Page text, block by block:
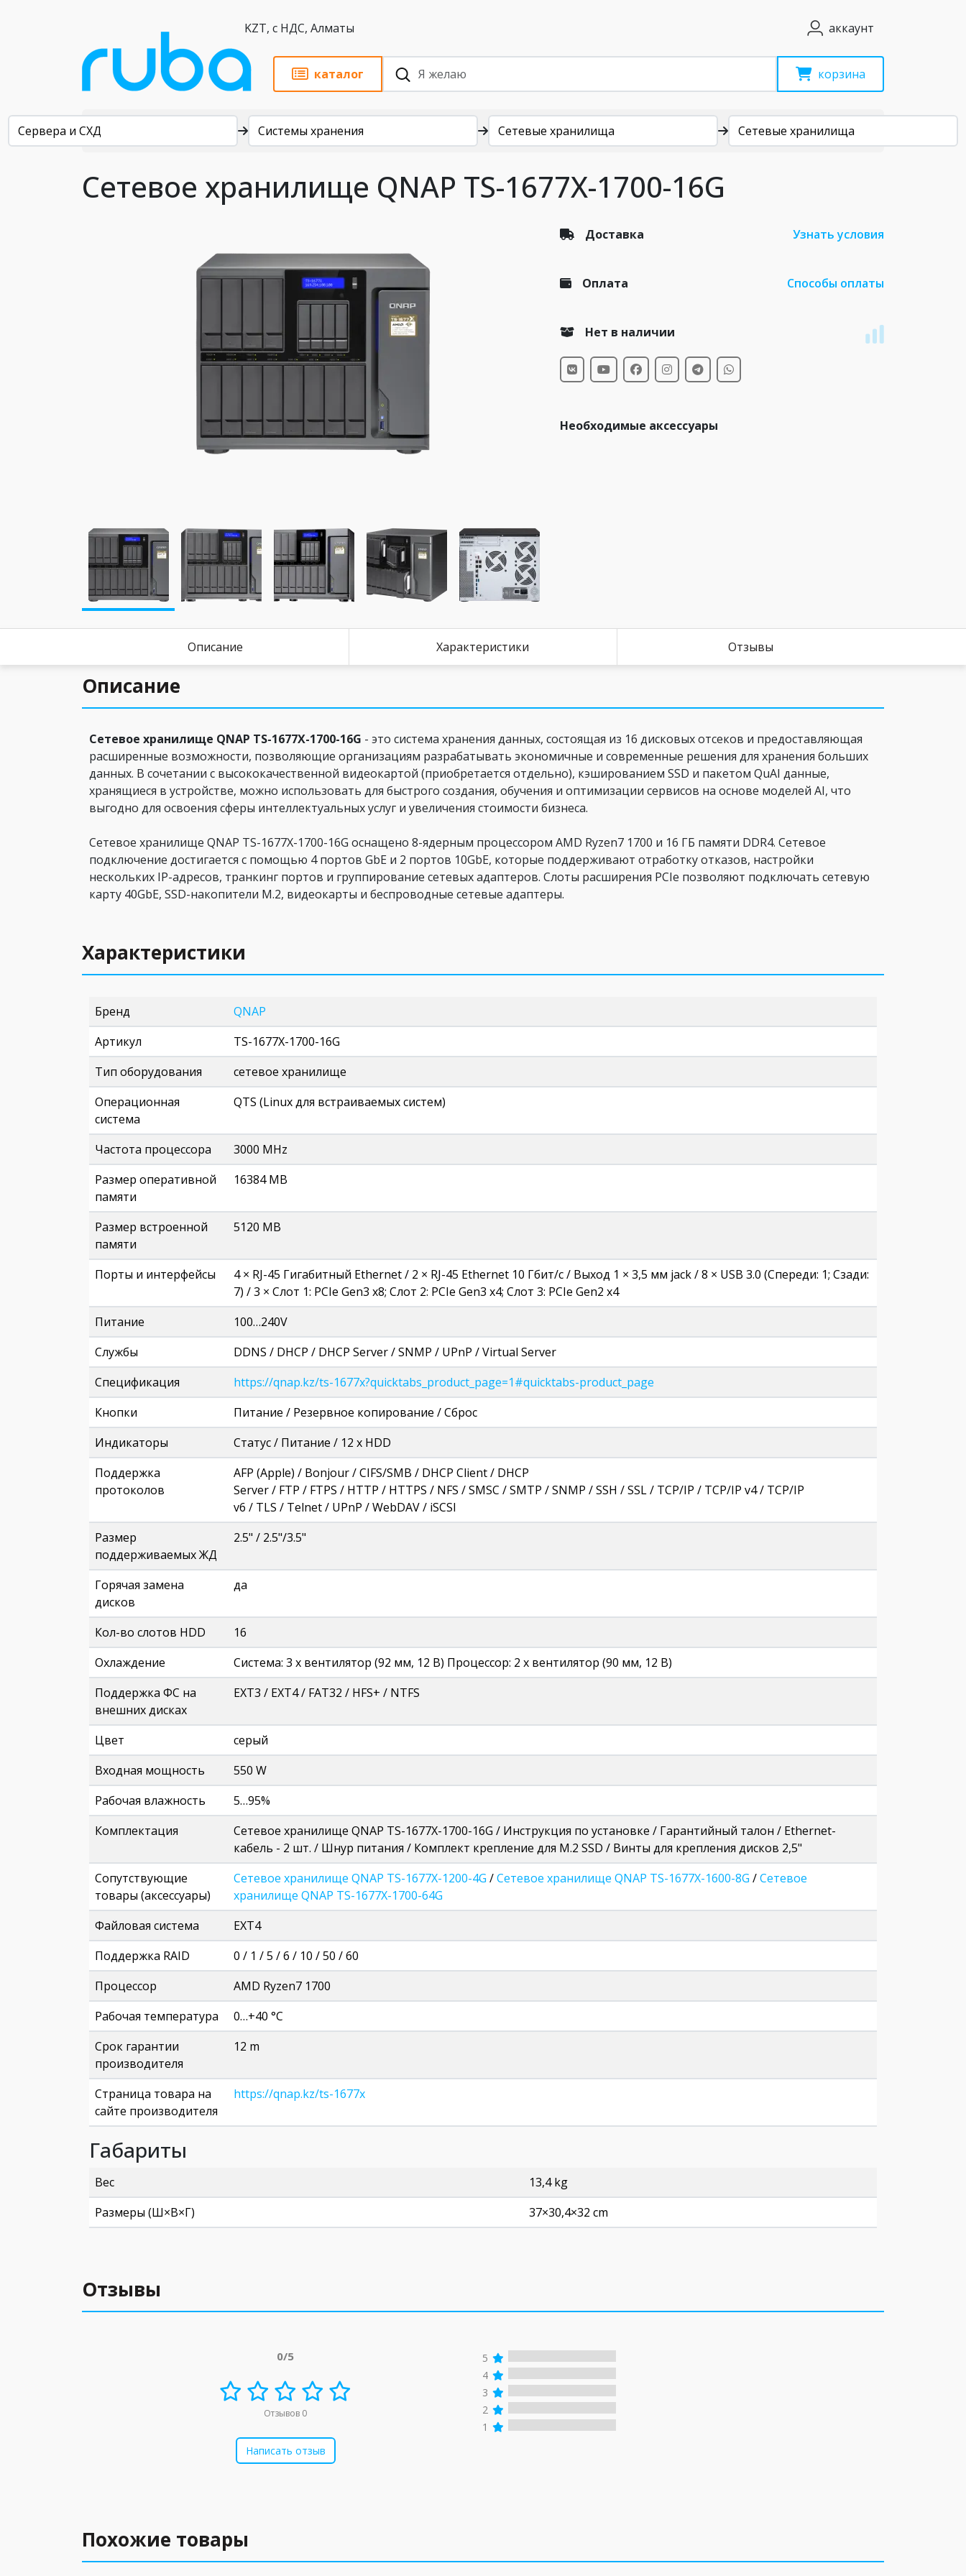
KZT, с НДС, Алматы аккаунт
каталог корзина
Каталог
Сервера и СХД Системы хранения Сетевые хранилища Сетевые хранилища
Сетевое хранилище QNAP TS-1677X-1700-16G
Доставка Узнать условия
Оплата Способы оплаты
Нет в наличии
Необходимые аксессуары
Описание Характеристики Отзывы
Описание
Сетевое хранилище QNAP TS-1677X-1700-16G - это система хранения данных, состоящая из 16 дисковых отсеков и предоставляющая
расширенные возможности, позволяющие организациям разрабатывать экономичные и современные решения для хранения больших
данных. В сочетании с высококачественной видеокартой (приобретается отдельно), кэшированием SSD и пакетом QuAI данные,
хранящиеся в устройстве, можно использовать для быстрого создания, обучения и оптимизации сервисов на основе моделей AI, что
выгодно для освоения сферы интеллектуальных услуг и увеличения стоимости бизнеса.
Сетевое хранилище QNAP TS-1677X-1700-16G оснащено 8-ядерным процессором AMD Ryzen7 1700 и 16 ГБ памяти DDR4. Сетевое
подключение достигается с помощью 4 портов GbE и 2 портов 10GbE, которые поддерживают отработку отказов, настройки
нескольких IP-адресов, транкинг портов и группирование сетевых адаптеров. Слоты расширения PCIe позволяют подключать сетевую
карту 40GbE, SSD-накопители M.2, видеокарты и беспроводные сетевые адаптеры.
Характеристики
Бренд
QNAP
Артикул
TS-1677X-1700-16G
Тип оборудования
сетевое хранилище
Операционная
система
QTS (Linux для встраиваемых систем)
Частота процессора
3000 MHz
Размер оперативной
памяти
16384 MB
Размер встроенной
памяти
5120 MB
Порты и интерфейсы
4 × RJ-45 Гигабитный Ethernet / 2 × RJ-45 Ethernet 10 Гбит/с / Выход 1 × 3,5 мм jack / 8 × USB 3.0 (Спереди: 1; Сзади:
7) / 3 × Слот 1: PCIe Gen3 x8; Слот 2: PCIe Gen3 x4; Слот 3: PCIe Gen2 x4
Питание
100…240V
Службы
DDNS / DHCP / DHCP Server / SNMP / UPnP / Virtual Server
Спецификация
https://qnap.kz/ts-1677x?quicktabs_product_page=1#quicktabs-product_page
Кнопки
Питание / Резервное копирование / Сброс
Индикаторы
Статус / Питание / 12 x HDD
Поддержка
протоколов
AFP (Apple) / Bonjour / CIFS/SMB / DHCP Client / DHCP
Server / FTP / FTPS / HTTP / HTTPS / NFS / SMSC / SMTP / SNMP / SSH / SSL / TCP/IP / TCP/IP v4 / TCP/IP
v6 / TLS / Telnet / UPnP / WebDAV / iSCSI
Размер
поддерживаемых ЖД
2.5" / 2.5"/3.5"
Горячая замена
дисков
да
Кол-во слотов HDD
16
Охлаждение
Система: 3 х вентилятор (92 мм, 12 В) Процессор: 2 х вентилятор (90 мм, 12 В)
Поддержка ФС на
внешних дисках
EXT3 / EXT4 / FAT32 / HFS+ / NTFS
Цвет
серый
Входная мощность
550 W
Рабочая влажность
5…95%
Комплектация
Сетевое хранилище QNAP TS-1677X-1700-16G / Инструкция по установке / Гарантийный талон / Ethernet-
кабель - 2 шт. / Шнур питания / Комплект крепление для M.2 SSD / Винты для крепления дисков 2,5"
Сопутствующие
товары (аксессуары)
Сетевое хранилище QNAP TS-1677X-1200-4G /Сетевое хранилище QNAP TS-1677X-1600-8G /Сетевое
хранилище QNAP TS-1677X-1700-64G
Файловая система
EXT4
Поддержка RAID
0 / 1 / 5 / 6 / 10 / 50 / 60
Процессор
AMD Ryzen7 1700
Рабочая температура
0…+40 °C
Срок гарантии
производителя
12 m
Страница товара на
сайте производителя
https://qnap.kz/ts-1677x
Габариты
Вес
13,4 kg
Размеры (Ш×В×Г)
37×30,4×32 cm
Отзывы
0/5
Отзывов 0
Написать отзыв
5
4
3
2
1
Похожие товары